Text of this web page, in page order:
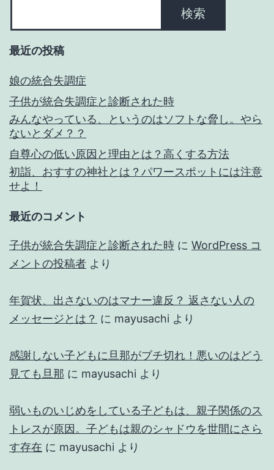
検索
最近の投稿
娘の統合失調症
子供が統合失調症と診断された時
みんなやっている、というのはソフトな脅し。やら
ないとダメ？？
自尊心の低い原因と理由とは？高くする方法
初詣、おすすの神社とは？パワースポットには注意
せよ！
最近のコメント
子供が統合失調症と診断された時 に WordPress コ
メントの投稿者 より
年賀状、出さないのはマナー違反？ 返さない人の
メッセージとは？ に mayusachi より
感謝しない子どもに旦那がブチ切れ！悪いのはどう
見ても旦那 に mayusachi より
弱いものいじめをしている子どもは、親子関係のス
トレスが原因。子どもは親のシャドウを世間にさら
す存在 に mayusachi より